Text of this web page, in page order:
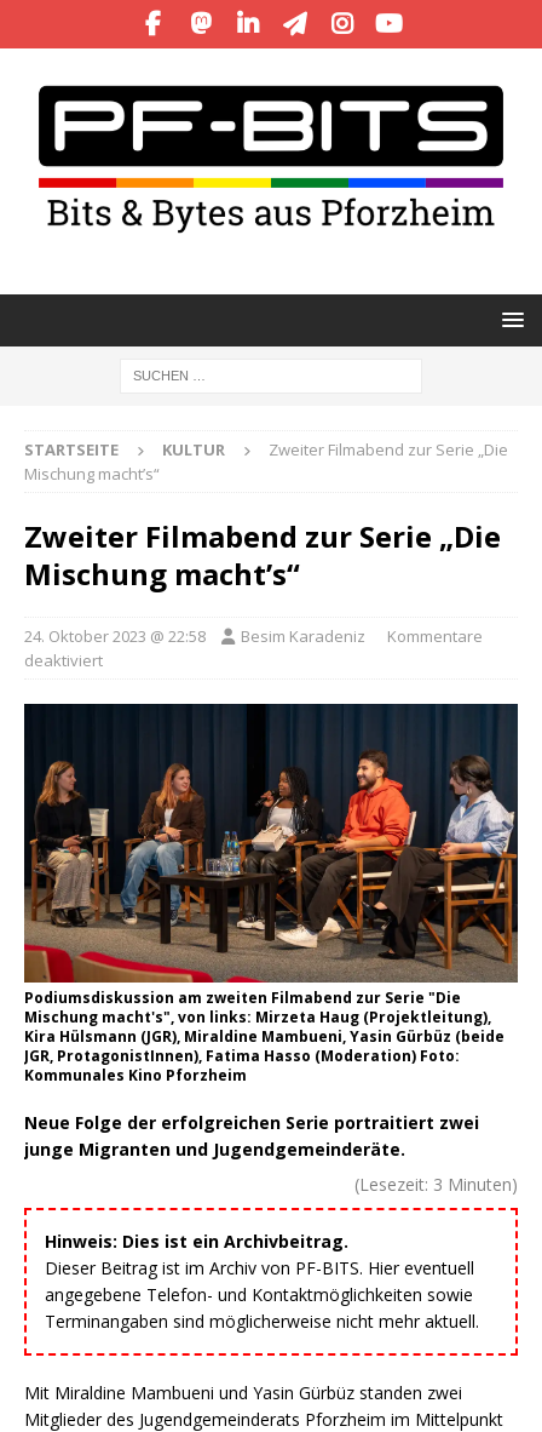
STARTSEITE KULTUR
Zweiter Filmabend zur Serie „Die
Mischung macht’s“
Zweiter Filmabend zur Serie „Die
Mischung macht’s“
24. Oktober 2023 @ 22:58 Besim Karadeniz
Kommentare
deaktiviert
Podiumsdiskussion am zweiten Filmabend zur Serie "Die
Mischung macht's", von links: Mirzeta Haug (Projektleitung),
Kira Hülsmann (JGR), Miraldine Mambueni, Yasin Gürbüz (beide
JGR, ProtagonistInnen), Fatima Hasso (Moderation) Foto:
Kommunales Kino Pforzheim
Neue Folge der erfolgreichen Serie portraitiert zwei
junge Migranten und Jugendgemeinderäte.
(Lesezeit: 3 Minuten)
Hinweis: Dies ist ein Archivbeitrag.
Dieser Beitrag ist im Archiv von PF-BITS. Hier eventuell
angegebene Telefon- und Kontaktmöglichkeiten sowie
Terminangaben sind möglicherweise nicht mehr aktuell.
Mit Miraldine Mambueni und Yasin Gürbüz standen zwei
Mitglieder des Jugendgemeinderats Pforzheim im Mittelpunkt